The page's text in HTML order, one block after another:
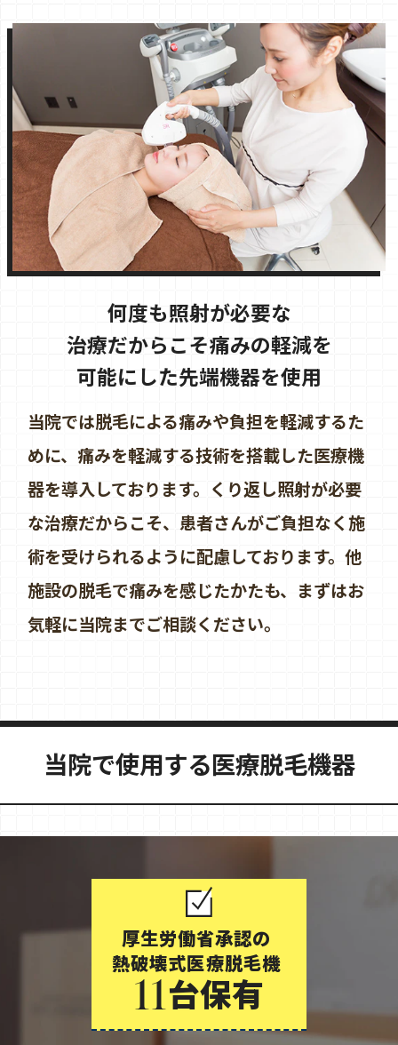
何度も照射が必要な
治療だからこそ痛みの軽減を
可能にした先端機器を使用
当院では脱毛による痛みや負担を軽減するた
めに、痛みを軽減する技術を搭載した医療機
器を導入しております。くり返し照射が必要
な治療だからこそ、患者さんがご負担なく施
術を受けられるように配慮しております。他
施設の脱毛で痛みを感じたかたも、まずはお
気軽に当院までご相談ください。
当院で使用する医療脱毛機器
厚生労働省承認の
熱破壊式医療脱毛機
11台保有